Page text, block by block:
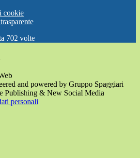
cookie
702 volte
and powered by Gruppo Spaggiari
Publishing & New Social Media
personali